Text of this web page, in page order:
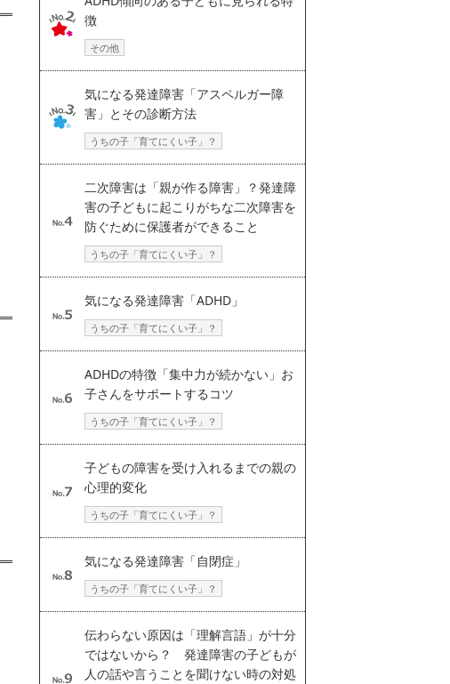
徴
その他
気になる発達障害「アスペルガー障
害」とその診断方法
うちの子「育てにくい子」？
二次障害は「親が作る障害」？発達障
害の子どもに起こりがちな二次障害を
防ぐために保護者ができること
うちの子「育てにくい子」？
気になる発達障害「ADHD」
うちの子「育てにくい子」？
ADHDの特徴「集中力が続かない」お
子さんをサポートするコツ
うちの子「育てにくい子」？
子どもの障害を受け入れるまでの親の
心理的変化
うちの子「育てにくい子」？
気になる発達障害「自閉症」
うちの子「育てにくい子」？
伝わらない原因は「理解言語」が十分
ではないから？ 発達障害の子どもが
人の話や言うことを聞けない時の対処